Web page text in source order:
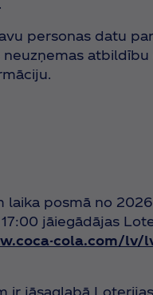
datu
posmā no
jāiegādājas
cola.com/lv/
ir jāsaglabā